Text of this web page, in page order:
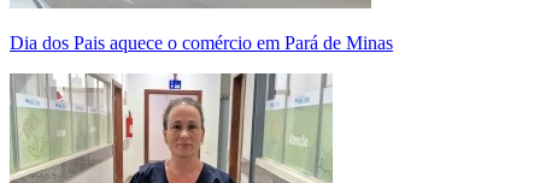
Dia dos Pais aquece o comércio em Pará de Minas